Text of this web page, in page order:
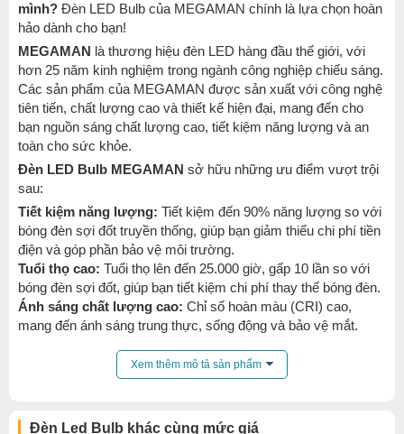
mình? Đèn LED Bulb của MEGAMAN chính là lựa chọn hoàn
hảo dành cho bạn!
MEGAMAN là thương hiệu đèn LED hàng đầu thế giới, với
hơn 25 năm kinh nghiệm trong ngành công nghiệp chiếu sáng.
Các sản phẩm của MEGAMAN được sản xuất với công nghệ
tiên tiến, chất lượng cao và thiết kế hiện đại, mang đến cho
bạn nguồn sáng chất lượng cao, tiết kiệm năng lượng và an
toàn cho sức khỏe.
Đèn LED Bulb MEGAMAN sở hữu những ưu điểm vượt trội
sau:
Tiết kiệm năng lượng: Tiết kiệm đến 90% năng lượng so với
bóng đèn sợi đốt truyền thống, giúp bạn giảm thiểu chi phí tiền
điện và góp phần bảo vệ môi trường.
Tuổi thọ cao: Tuổi thọ lên đến 25.000 giờ, gấp 10 lần so với
bóng đèn sợi đốt, giúp bạn tiết kiệm chi phí thay thế bóng đèn.
Ánh sáng chất lượng cao: Chỉ số hoàn màu (CRI) cao,
mang đến ánh sáng trung thực, sống động và bảo vệ mắt.
các chất độc hại khác, an toàn cho sức khỏe người sử dụng
sử dụng khác nhau.
Xem thêm mô tả sản phẩm
Đèn Led Bulb khác cùng mức giá